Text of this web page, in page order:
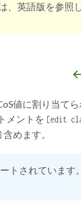
、英語版を参照
arrow_backward
値に割り当て
メントを [edit
含めます。
トされています。